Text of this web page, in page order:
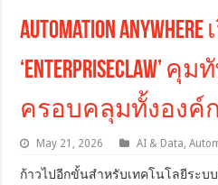
Automation
‘EnterpriseClaw’ คุมทั
ครอบคลุมทั้งองค์
May 21, 2026 AI & Data ,
ก้าวไปอีกขั้นสำหรับเทคโนโลยีระบ